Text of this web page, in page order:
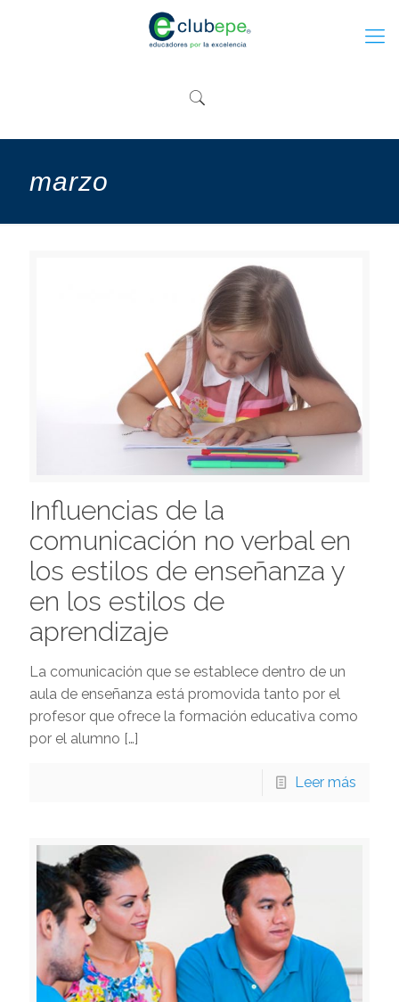
marzo
Influencias de la
comunicación no verbal en
los estilos de enseñanza y
en los estilos de
aprendizaje
La comunicación que se establece dentro de un
aula de enseñanza está promovida tanto por el
profesor que ofrece la formación educativa como
por el alumno […]
Leer más